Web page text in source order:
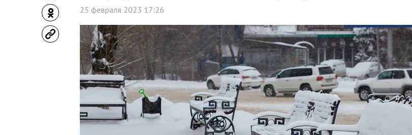
25 февраля 2023 17:26